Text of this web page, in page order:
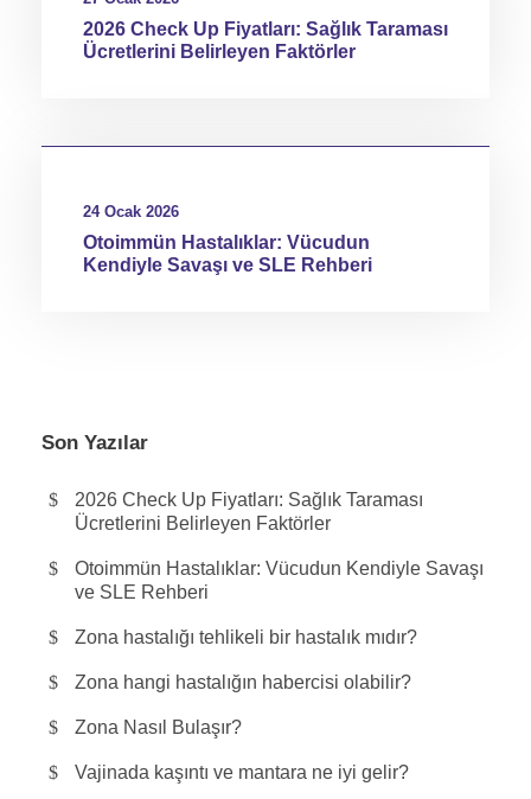
2026 Check Up Fiyatları: Sağlık Taraması
Ücretlerini Belirleyen Faktörler
24 Ocak 2026
Otoimmün Hastalıklar: Vücudun
Kendiyle Savaşı ve SLE Rehberi
Son Yazılar
2026 Check Up Fiyatları: Sağlık Taraması
Ücretlerini Belirleyen Faktörler
Otoimmün Hastalıklar: Vücudun Kendiyle Savaşı
ve SLE Rehberi
Zona hastalığı tehlikeli bir hastalık mıdır?
Zona hangi hastalığın habercisi olabilir?
Zona Nasıl Bulaşır?
Vajinada kaşıntı ve mantara ne iyi gelir?